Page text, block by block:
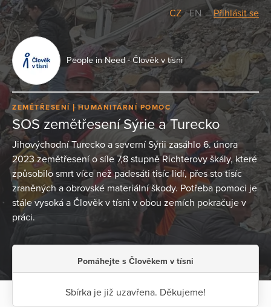
CZ/EN Přihlásit se
People in Need - Člověk v tísni
ZEMĚTŘESENÍ HUMANITÁRNÍ POMOC
SOS zemětřesení Sýrie a Turecko
Jihovýchodní Turecko a severní Sýrii zasáhlo 6. února
2023 zemětřesení o síle 7,8 stupně Richterovy škály, které
způsobilo smrt více než padesáti tisíc lidí, přes sto tisíc
zraněných a obrovské materiální škody. Potřeba pomoci je
stále vysoká a Člověk v tísni v obou zemích pokračuje v
práci.
Pomáhejte s Člověkem v tísni
Sbírka je již uzavřena. Děkujeme!